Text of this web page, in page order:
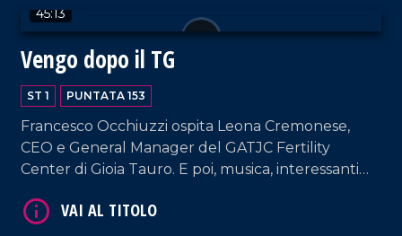
Stella".
45:13
Vengo dopo il TG
ST 1 PUNTATA 153
Francesco Occhiuzzi ospita Leona Cremonese,
CEO e General Manager del GATJC Fertility
Center di Gioia Tauro. E poi, musica, interessanti